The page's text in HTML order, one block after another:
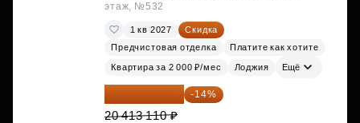
этаж, №532
1 кв 2027
Скидка
Предчистовая отделка
Платите как хотите
Квартира за 2 000 ₽/мес Лоджия Ещё
17 555 275 ₽ -14%
20 413 110 ₽